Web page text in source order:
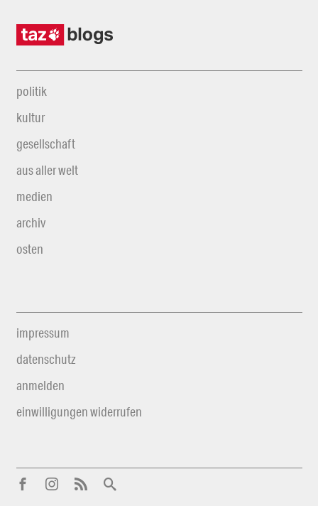
politik
kultur
gesellschaft
aus aller welt
medien
archiv
osten
impressum
datenschutz
anmelden
einwilligungen widerrufen